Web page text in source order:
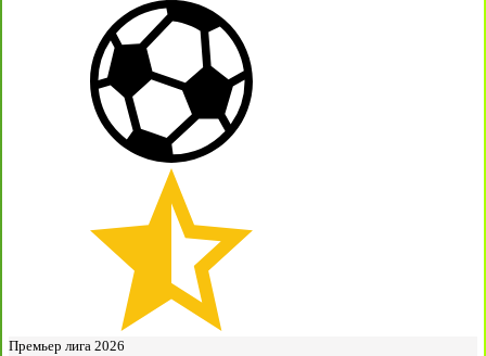
Премьер лига 2026